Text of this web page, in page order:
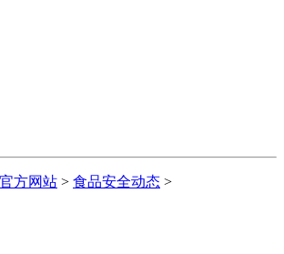
方网站 > 食品安全动态 >